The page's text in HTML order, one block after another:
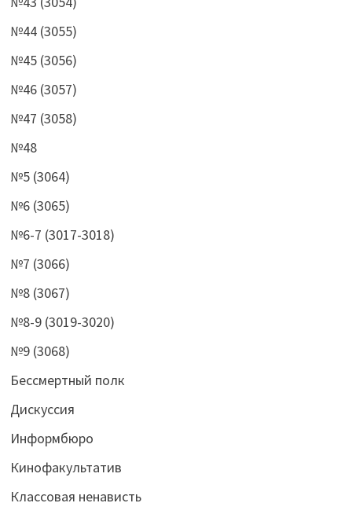
№44 (3055)
№45 (3056)
№46 (3057)
№47 (3058)
№48
№5 (3064)
№6 (3065)
№6-7 (3017-3018)
№7 (3066)
№8 (3067)
№8-9 (3019-3020)
№9 (3068)
Бессмертный полк
Дискуссия
Информбюро
Кинофакультатив
Классовая ненависть